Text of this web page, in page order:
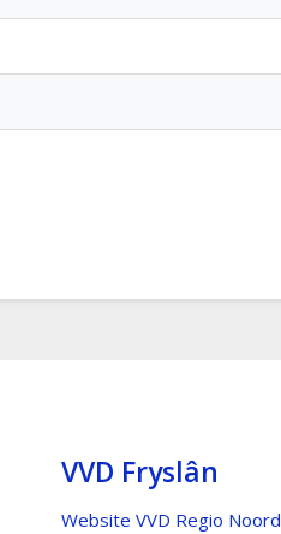
VVD Fryslân
Website VVD Regio Noord